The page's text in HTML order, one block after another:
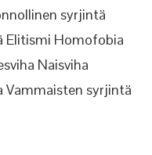
syrjintä
Elitismi Homofobia
Naisviha
Vammaisten syrjintä